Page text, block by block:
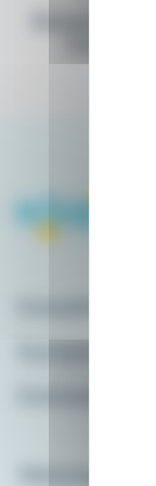
Elargissez
Comment ça